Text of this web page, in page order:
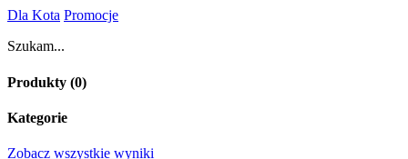
Dla Kota Promocje
Szukam...
Produkty (0)
Kategorie
Zobacz wszystkie wyniki